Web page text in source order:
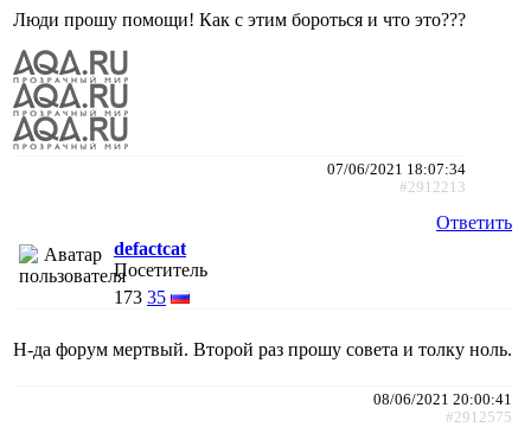
Люди прошу помощи! Как с этим бороться и что это???
07/06/2021 18:07:34
#2912213
Ответить
defactcat
Посетитель
173 35
Н-да форум мертвый. Второй раз прошу совета и толку ноль.
08/06/2021 20:00:41
#2912575